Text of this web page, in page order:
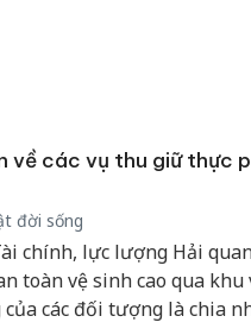
về các vụ thu giữ thực
đời sống
chính, lực lượng Hải
toàn vệ sinh cao qua
các đối tượng là chia